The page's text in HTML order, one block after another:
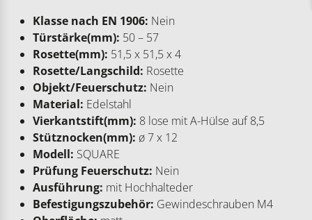
Klasse nach EN 1906: Nein
Türstärke(mm): 50 – 57
Rosette(mm): 51,5 x 51,5 x 4
Rosette/Langschild: Rosette
Objekt/Feuerschutz: Nein
Material: Edelstahl
Vierkantstift(mm): 8 lose mit A-Hülse auf 8,5
Stütznocken(mm): ø 7 x 12
Modell: SQUARE
Prüfung Feuerschutz: Nein
Ausführung: mit Hochhalteder
Befestigungszubehör: Gewindeschrauben M4